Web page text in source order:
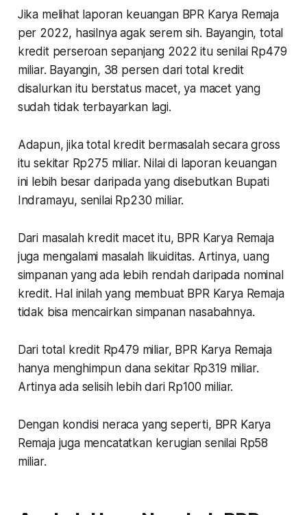
Jika melihat laporan keuangan BPR Karya Remaja
per 2022, hasilnya agak serem sih. Bayangin, total
kredit perseroan sepanjang 2022 itu senilai Rp479
miliar. Bayangin, 38 persen dari total kredit
disalurkan itu berstatus macet, ya macet yang
sudah tidak terbayarkan lagi.
Adapun, jika total kredit bermasalah secaragross
itu sekitar Rp275 miliar. Nilai di laporan keuangan
ini lebih besar daripada yang disebutkan Bupati
Indramayu, senilai Rp230 miliar.
Dari masalah kredit macet itu, BPR Karya Remaja
juga mengalami masalah likuiditas. Artinya, uang
simpanan yang ada lebih rendah daripada nominal
kredit. Hal inilah yang membuat BPR Karya Remaja
tidak bisa mencairkan simpanan nasabahnya.
Dari total kredit Rp479 miliar, BPR Karya Remaja
hanya menghimpun dana sekitar Rp319 miliar.
Artinya ada selisih lebih dari Rp100 miliar.
Dengan kondisi neraca yang seperti, BPR Karya
Remaja juga mencatatkan kerugian senilai Rp58
miliar.